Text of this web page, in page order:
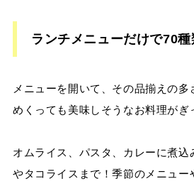
ランチメニューだけで70種
メニューを開いて、その品揃えの多
めくっても美味しそうなお料理がぎ
オムライス、パスタ、カレーに煮込
やタコライスまで！季節のメニュー